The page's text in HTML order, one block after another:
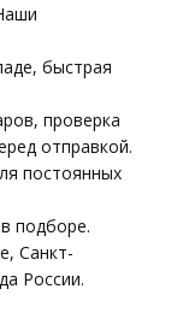
быстрая
проверка
отправкой.
постоянных
подборе.
Санкт-
России.